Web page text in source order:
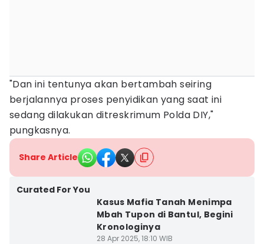
"Dan ini tentunya akan bertambah seiring
berjalannya proses penyidikan yang saat ini
sedang dilakukan ditreskrimum Polda DIY,"
pungkasnya.
Share Article
Curated For You
Kasus Mafia Tanah Menimpa
Mbah Tupon di Bantul, Begini
Kronologinya
28 Apr 2025, 18:10 WIB